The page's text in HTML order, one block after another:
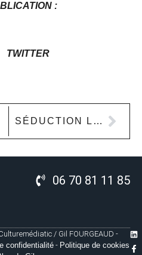
:
TWITTER
SÉDUCTION LINGERIE
06 70 81 11 85
/ Gil FOURGEAUD -
confidentialité - Politique de cookies